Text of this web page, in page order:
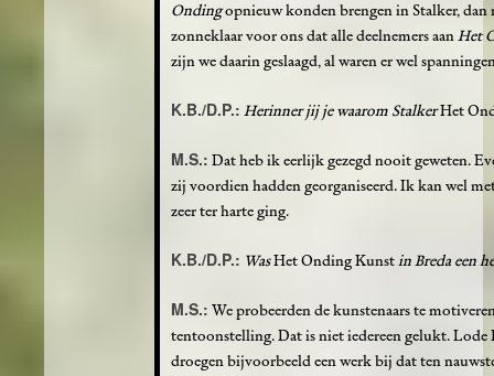
Ondingopnieuw konden brengen in Stalker, dan
zonneklaar voor ons dat alle deelnemers aanHet
zijn we daarin geslaagd, al waren er wel
K.B./D.P.: Herinner jij je waarom StalkerHet
M.S.: Dat heb ik eerlijk gezegd nooit geweten.
zij voordien hadden georganiseerd. Ik kan wel
zeer ter harte ging.
K.B./D.P.: WasHet Onding Kunstin Breda een
M.S.: We probeerden de kunstenaars te
tentoonstelling. Dat is niet iedereen gelukt.
droegen bijvoorbeeld een werk bij dat ten